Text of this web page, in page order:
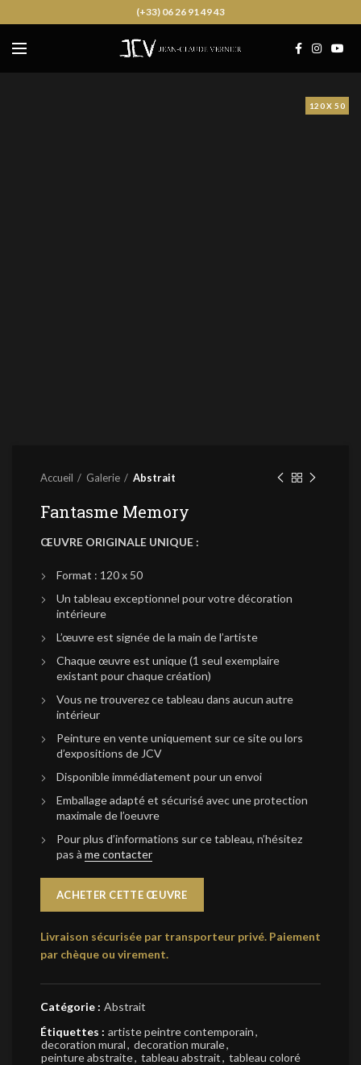
(+33) 06 26 91 49 43
120 X 50
Accueil Galerie Abstrait
Fantasme Memory
ŒUVRE ORIGINALE UNIQUE :
Format : 120 x 50
Un tableau exceptionnel pour votre décoration
intérieure
L’œuvre est signée de la main de l’artiste
Chaque œuvre est unique (1 seul exemplaire
existant pour chaque création)
Vous ne trouverez ce tableau dans aucun autre
intérieur
Peinture en vente uniquement sur ce site ou lors
d’expositions de JCV
Disponible immédiatement pour un envoi
Emballage adapté et sécurisé avec une protection
maximale de l’oeuvre
Pour plus d’informations sur ce tableau, n’hésitez
pas à me contacter
ACHETER CETTE ŒUVRE
Livraison sécurisée par transporteur privé. Paiement
par chèque ou virement.
Catégorie : Abstrait
Étiquettes : artiste peintre contemporain,
decoration mural, decoration murale,
peinture abstraite, tableau abstrait, tableau coloré